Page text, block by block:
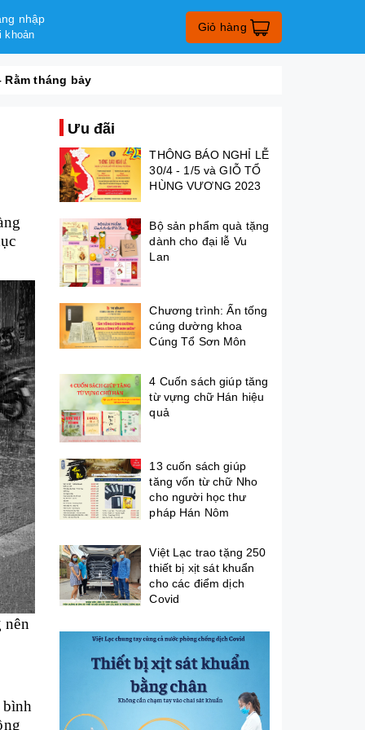
nhập
khoản
Giỏ hàng
tháng bảy
nên
Ưu đãi
THÔNG BÁO NGHỈ LỄ
30/4 - 1/5 và GIỖ TỔ
HÙNG VƯƠNG 2023
Bộ sản phẩm quà tặng
dành cho đại lễ Vu
Lan
Chương trình: Ấn tống
cúng dường khoa
Cúng Tổ Sơn Môn
4 Cuốn sách giúp tăng
từ vựng chữ Hán hiệu
quả
13 cuốn sách giúp
tăng vốn từ chữ Nho
cho người học thư
pháp Hán Nôm
Việt Lạc trao tặng 250
thiết bị xịt sát khuẩn
cho các điểm dịch
Covid